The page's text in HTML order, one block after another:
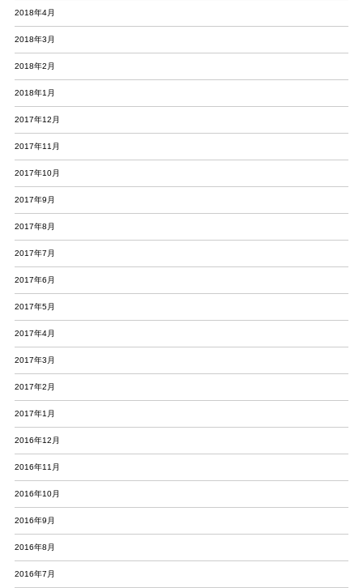
2018年4月
2018年3月
2018年2月
2018年1月
2017年12月
2017年11月
2017年10月
2017年9月
2017年8月
2017年7月
2017年6月
2017年5月
2017年4月
2017年3月
2017年2月
2017年1月
2016年12月
2016年11月
2016年10月
2016年9月
2016年8月
2016年7月